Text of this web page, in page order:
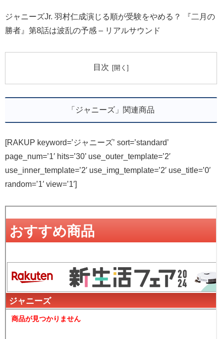
ジャニーズJr. 羽村仁成演じる順が受験をやめる？ 『二月の
勝者』第8話は波乱の予感 – リアルサウンド
目次
「ジャニーズ」関連商品
[RAKUP keyword=’ジャニーズ’ sort=’standard’
page_num=’1′ hits=’30’ use_outer_template=’2′
use_inner_template=’2′ use_img_template=’2′ use_title=’0′
random=’1′ view=’1′]